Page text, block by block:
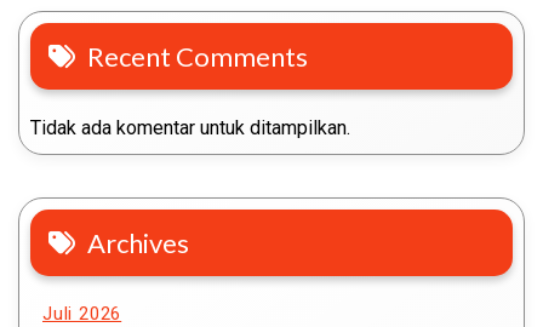
Recent Comments
Tidak ada komentar untuk ditampilkan.
Archives
Juli 2026